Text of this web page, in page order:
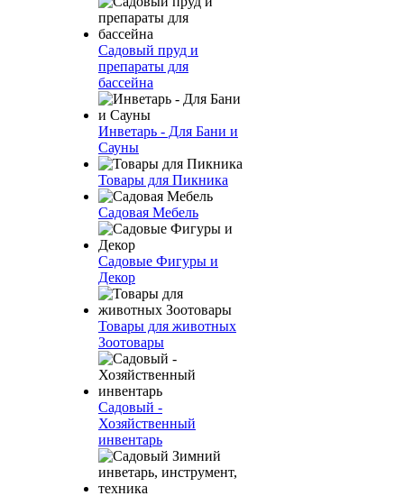
Садовый пруд и
препараты для
бассейна
Инветарь - Для Бани и
Сауны
Товары для Пикника
Садовая Мебель
Садовые Фигуры и
Декор
Товары для животных
Зоотовары
Садовый -
Хозяйственный
инвентарь